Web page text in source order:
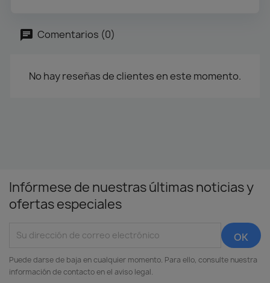
Comentarios (0)
No hay reseñas de clientes en este momento.
Infórmese de nuestras últimas noticias y
ofertas especiales
Puede darse de baja en cualquier momento. Para ello, consulte nuestra
información de contacto en el aviso legal.